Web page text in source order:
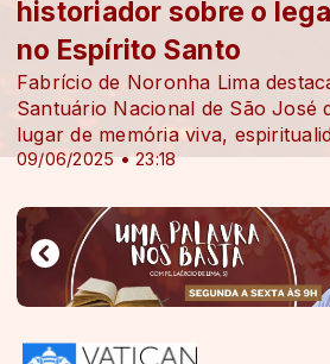
09/06/2025 • 23:18
historiador sobre o
no Espírito Santo
Fabrício de Noronha Lima
Santuário Nacional de São José
lugar de memória viva,